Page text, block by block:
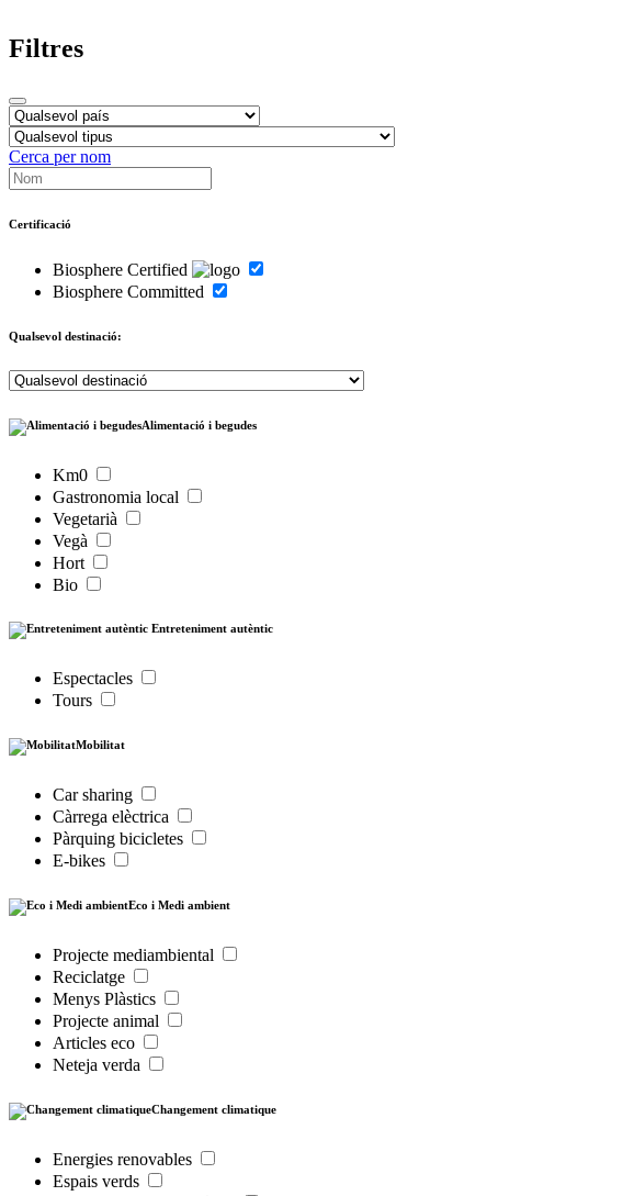
Filtres
Cerca per nom
Certificació
Biosphere Certified
Biosphere Committed
Qualsevol destinació:
Alimentació i begudes
Km0
Gastronomia local
Vegetarià
Vegà
Hort
Bio
Entreteniment autèntic
Espectacles
Tours
Mobilitat
Car sharing
Càrrega elèctrica
Pàrquing bicicletes
E-bikes
Eco i Medi ambient
Projecte mediambiental
Reciclatge
Menys Plàstics
Projecte animal
Articles eco
Neteja verda
Changement climatique
Energies renovables
Espais verds